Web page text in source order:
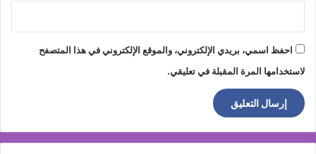
احفظ اسمي، بريدي الإلكتروني، والموقع الإلكتروني في هذا المتصفح
لاستخدامها المرة المقبلة في تعليقي.